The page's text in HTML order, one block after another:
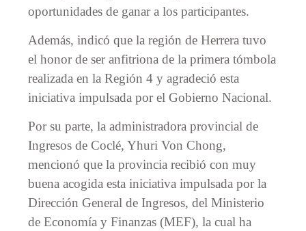
oportunidades de ganar a los participantes.
Además, indicó que la región de Herrera tuvo
el honor de ser anfitriona de la primera tómbola
realizada en la Región 4 y agradeció esta
iniciativa impulsada por el Gobierno Nacional.
Por su parte, la administradora provincial de
Ingresos de Coclé, Yhuri Von Chong,
mencionó que la provincia recibió con muy
buena acogida esta iniciativa impulsada por la
Dirección General de Ingresos, del Ministerio
de Economía y Finanzas (MEF), la cual ha